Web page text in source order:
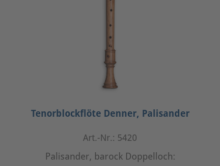
Tenorblockflöte Denner, Palisander
Art.-Nr.: 5420
Palisander, barock Doppelloch: